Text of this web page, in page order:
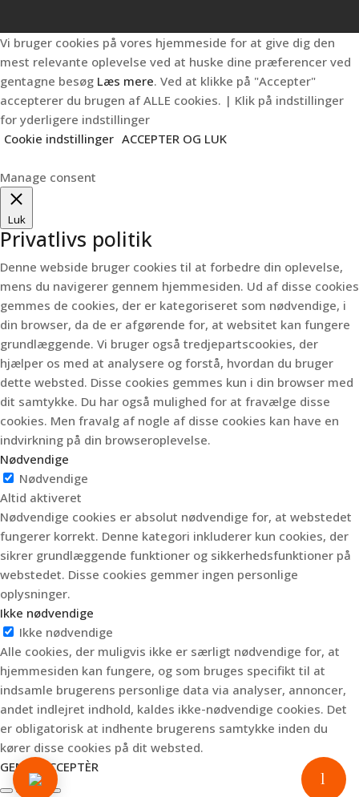
Vi bruger cookies på vores hjemmeside for at give dig den
mest relevante oplevelse ved at huske dine præferencer ved
gentagne besøg Læs mere. Ved at klikke på "Accepter"
accepterer du brugen af ALLE cookies. | Klik på indstillinger
for yderligere indstillinger
Cookie indstillinger ACCEPTER OG LUK
Manage consent
Luk
Privatlivs politik
Denne webside bruger cookies til at forbedre din oplevelse,
mens du navigerer gennem hjemmesiden. Ud af disse cookies
gemmes de cookies, der er kategoriseret som nødvendige, i
din browser, da de er afgørende for, at websitet kan fungere
grundlæggende. Vi bruger også tredjepartscookies, der
hjælper os med at analysere og forstå, hvordan du bruger
dette websted. Disse cookies gemmes kun i din browser med
dit samtykke. Du har også mulighed for at fravælge disse
cookies. Men fravalg af nogle af disse cookies kan have en
indvirkning på din browseroplevelse.
Nødvendige
Nødvendige
Altid aktiveret
Nødvendige cookies er absolut nødvendige for, at webstedet
fungerer korrekt. Denne kategori inkluderer kun cookies, der
sikrer grundlæggende funktioner og sikkerhedsfunktioner på
webstedet. Disse cookies gemmer ingen personlige
oplysninger.
Ikke nødvendige
Ikke nødvendige
Alle cookies, der muligvis ikke er særligt nødvendige for, at
hjemmesiden kan fungere, og som bruges specifikt til at
indsamle brugerens personlige data via analyser, annoncer,
andet indlejret indhold, kaldes ikke-nødvendige cookies. Det
er obligatorisk at indhente brugerens samtykke inden du
kører disse cookies på dit websted.
GEM & ACCEPTÈR